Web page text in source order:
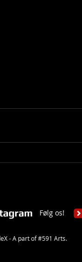
Følg os!
- A part of #591 Arts.